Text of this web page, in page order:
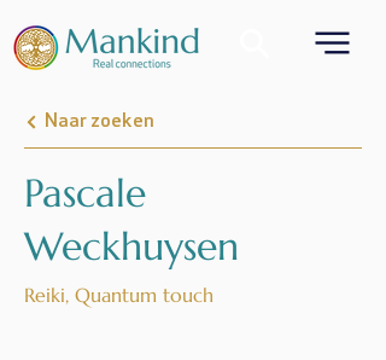
Naar zoeken
Pascale
Weckhuysen
Reiki, Quantum touch